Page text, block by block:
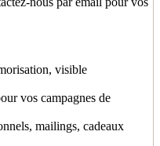
visible
vos campagnes de
mailings, cadeaux